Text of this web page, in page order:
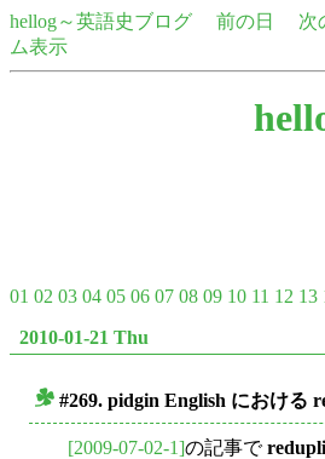
hellog～英語史ブログ 前の日 次
ム表示
01 02 03 04 05 06 07 08 09 10 11 12 13
2010-01-21 Thu
#269. pidgin English における
[2009-07-02-1]の記事で